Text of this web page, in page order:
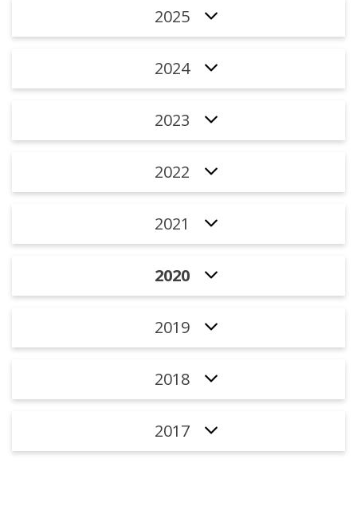
2025
2024
2023
2022
2021
2020
2019
2018
2017